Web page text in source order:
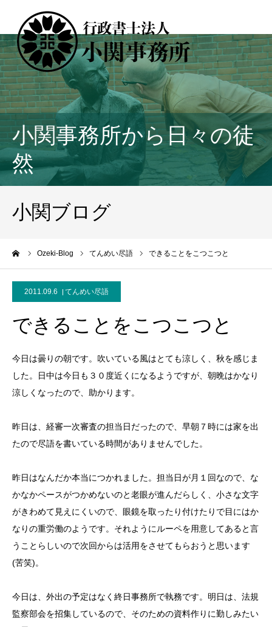
小関事務所から日々の徒
然
小関ブログ
Ozeki-Blog てんめい尽語 できることをこつこつと
2011.09.6 てんめい尽語
できることをこつこつと
今日は曇りの朝です。吹いている風はとても涼しく、秋を感じま
した。日中は今日も３０度近くになるようですが、朝晩はかなり
涼しくなったので、助かります。
昨日は、経審一次審査の担当日だったので、早朝７時には家を出
たので尽語を書いている時間がありませんでした。
昨日はなんだか本当につかれました。担当日が月１回なので、な
かなかペースがつかめないのと老眼が進んだらしく、小さな文字
がきわめて見えにくいので、眼鏡を取ったり付けたりで目にはか
なりの重労働のようです。それようにルーペを用意してあると言
うことらしいので次回からは活用をさせてもらおうと思います
(苦笑)。
今日は、外出の予定はなく終日事務所で執務です。明日は、法規
監察部会を招集しているので、そのための資料作りに勤しみたい